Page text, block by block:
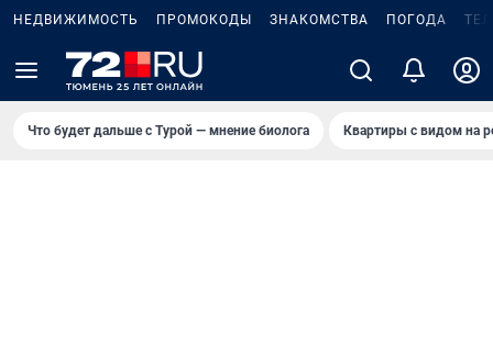
НЕДВИЖИМОСТЬ ПРОМОКОДЫ ЗНАКОМСТВА ПОГОДА
Что будет дальше с Турой — мнение биолога Квартиры с видом на